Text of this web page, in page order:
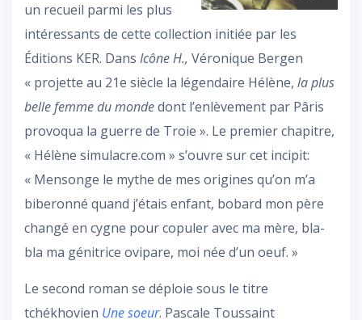
un recueil parmi les plus
intéressants de cette collection initiée par les
Éditions KER. Dans Icône H., Véronique Bergen
« projette au 21e siècle la légendaire Hélène, la plus
belle femme du mondedont l’enlèvement par Pâris
provoqua la guerre de Troie ». Le premier chapitre,
« Hélène simulacre.com » s’ouvre sur cet incipit:
« Mensonge le mythe de mes origines qu’on m’a
biberonné quand j’étais enfant, bobard mon père
changé en cygne pour copuler avec ma mère, bla-
bla ma génitrice ovipare, moi née d’un oeuf. »
Le second roman se déploie sous le titre
tchékhovien Une soeur. Pascale Toussaint